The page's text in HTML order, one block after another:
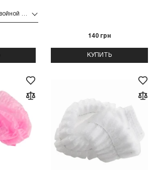
Шапочка ПМ на двойной резинке 100 шт (Черный)
140 грн
КУПИТЬ